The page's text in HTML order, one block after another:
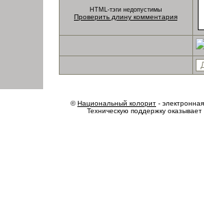
HTML-тэги недопустимы
Проверить длину комментария
©Национальный колорит -
Техническую поддержку